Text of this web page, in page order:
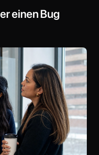
einen Bug